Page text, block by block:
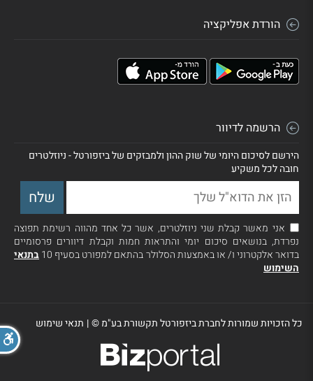
הורדת אפליקציה
הרשמה לדיוור
הירשם לסיכום היומי של שוק ההון ולמבזקים של ביזפורטל - ניוזלטרים
חובה לכל משקיע
אני מאשר קבלת שני ניוזלטרים, אשר כל אחד מהווה רשימת תפוצה
נפרדת, בנושאים סיכום יומי והתראות חמות וקבלת דיוורים פרסומיים
בדואר אלקטרוני ו/ או באמצעות הסלולר בהתאם למפורט בסעיף 10
בתנאי
השימוש
כל הזכויות שמורות לחברת ביזפורטל תקשורת בע"מ ©| תנאי שימוש